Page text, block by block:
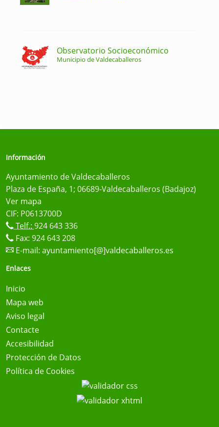
Observatorio Socioeconómico
Municipio de Valdecaballeros
Información
Ayuntamiento de Valdecaballeros
Plaza de España, 1; 06689-Valdecaballeros (Badajoz)
Ver mapa
CIF: P0613700D
Telf.: 924 643 336
Fax: 924 643 208
E-mail: ayuntamiento[@]valdecaballeros.es
Enlaces
Inicio
Mapa web
Aviso legal
Contacte
Accesibilidad
Protección de Datos
Política de Cookies